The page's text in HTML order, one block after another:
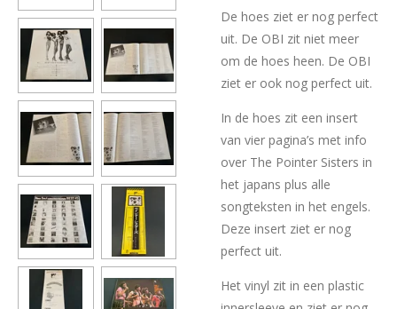
De hoes ziet er nog perfect
uit. De OBI zit niet meer
om de hoes heen. De OBI
ziet er ook nog perfect uit.
In de hoes zit een insert
van vier pagina’s met info
over The Pointer Sisters in
het japans plus alle
songteksten in het engels.
Deze insert ziet er nog
perfect uit.
Het vinyl zit in een plastic